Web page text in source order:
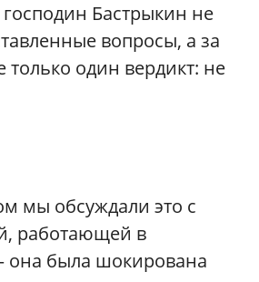
Бастрыкин не
вопросы, а за
только один вердикт: не
мы обсуждали это с
работающей в
она была шокирована